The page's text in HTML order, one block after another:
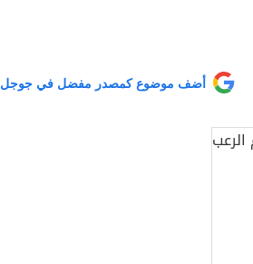
أضف موضوع كمصدر مفضل في جوجل